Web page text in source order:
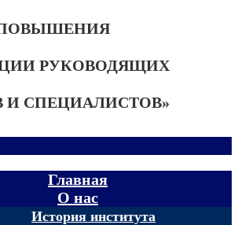
РУКОВОДЯЩИХ
И СПЕЦИАЛИСТОВ»
Главная
О нас
История института